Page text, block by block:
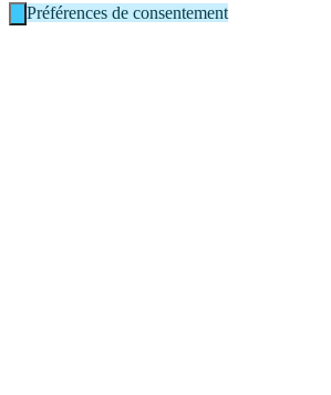
Préférences de consentement